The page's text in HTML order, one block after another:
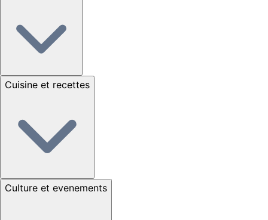
Cuisine et recettes
Culture et evenements